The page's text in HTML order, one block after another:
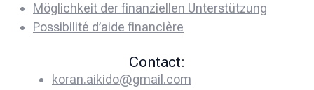
Möglichkeit der finanziellen Unterstützung
Possibilité d’aide financière
Contact:
koran.aikido@gmail.com